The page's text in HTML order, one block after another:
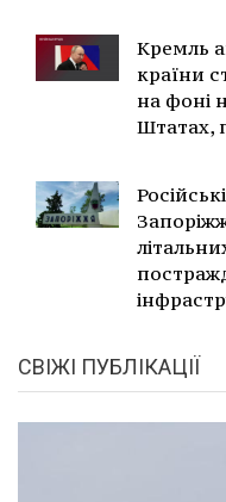
Кремль
країни
на фоні
Штатах,
СВІЖІ ПУБЛІКАЦІЇ